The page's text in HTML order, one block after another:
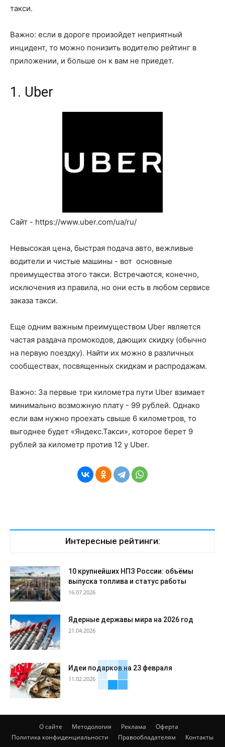
такси.
Важно: если в дороге произойдет неприятный
инцидент, то можно понизить водителю рейтинг в
приложении, и больше он к вам не приедет.
1. Uber
Сайт - https://www.uber.com/ua/ru/
Невысокая цена, быстрая подача авто, вежливые
водители и чистые машины - вот основные
преимущества этого такси. Встречаются, конечно,
исключения из правила, но они есть в любом сервисе
заказа такси.
Еще одним важным преимуществом Uber является
частая раздача промокодов, дающих скидку (обычно
на первую поездку). Найти их можно в различных
сообществах, посвященных скидкам и распродажам.
Важно: За первые три километра пути Uber взимает
минимально возможную плату - 99 рублей. Однако
если вам нужно проехать свыше 6 километров, то
выгоднее будет «Яндекс.Такси», которое берет 9
рублей за километр против 12 у Uber.
Интересные рейтинги:
10 крупнейших НПЗ России: объёмы
выпуска топлива и статус работы
16.07.2026
Ядерные державы мира на 2026 год
21.04.2026
Идеи подарков на 23 февраля
11.02.2026
О сайте Методология Реклама
Оферта
Политика конфиденциальности
Правообладателям Контакты